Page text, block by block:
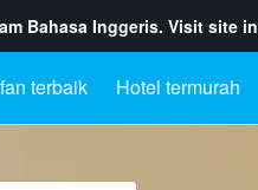
Bahasa Inggeris. Visit site in
terbaik Hotel termurah